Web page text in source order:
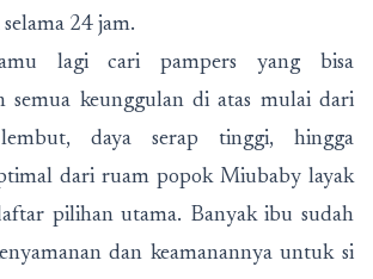
24 jam.
lagi cari pampers yang bisa
semua keunggulan di atas mulai dari
daya serap tinggi, hingga
dari ruam popok Miubaby layak
pilihan utama. Banyak ibu sudah
dan keamanannya untuk si